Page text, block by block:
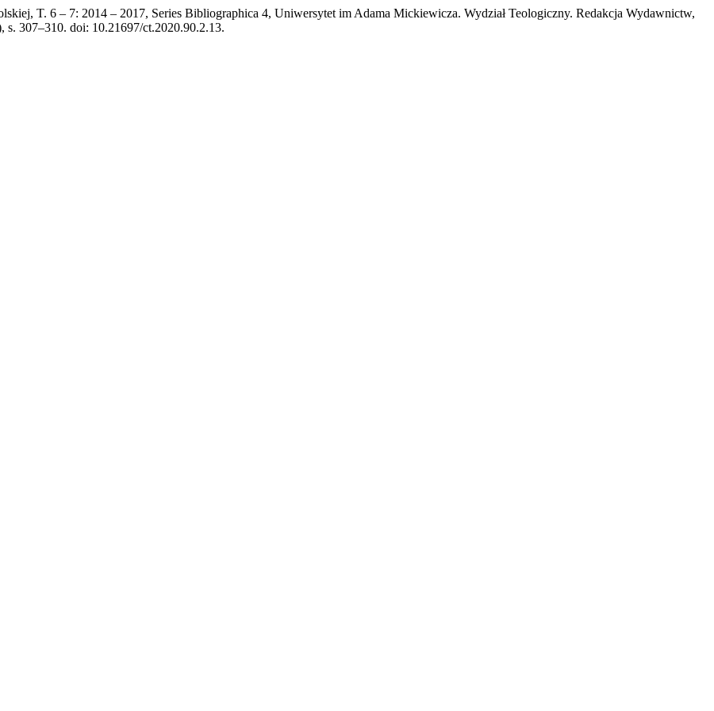
T. 6 – 7: 2014 – 2017, Series Bibliographica 4, Uniwersytet im Adama Mickiewicza. Wydział Teologiczny. Redakcja Wydawnictw,
s. 307–310. doi: 10.21697/ct.2020.90.2.13.